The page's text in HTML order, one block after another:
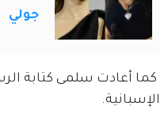
جولي
كما أعادت سلمى كتابة
الإسبانية.